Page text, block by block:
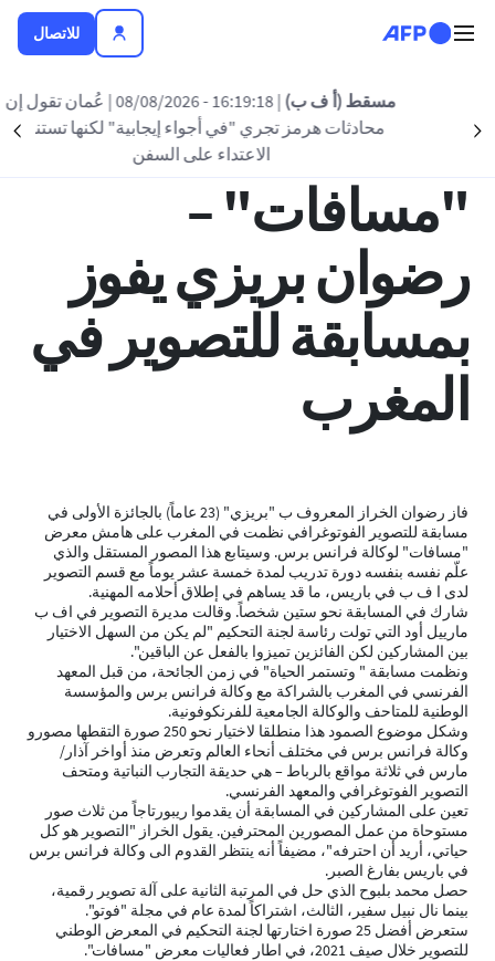
للاتصال
مسقط (أ ف ب)| 16:19:18 - 08/08/2026
| عُمان تقول إن
محادثات هرمز تجري "في أجواء إيجابية" لكنها تستنكر
الاعتداء على السفن
العودة الى القائمة
"مسافات" –
رضوان بريزي يفوز
بمسابقة للتصوير في
المغرب
فاز رضوان الخراز المعروف ب "بريزي" (23 عاماً) بالجائزة الأولى في
مسابقة للتصوير الفوتوغرافي نظمت في المغرب على هامش معرض
"مسافات" لوكالة فرانس برس. وسيتابع هذا المصور المستقل والذي
علّم نفسه بنفسه دورة تدريب لمدة خمسة عشر يوماً مع قسم التصوير
لدى ا ف ب في باريس، ما قد يساهم في إطلاق أحلامه المهنية.
شارك في المسابقة نحو ستين شخصاً. وقالت مديرة التصوير في اف ب
مارييل أود التي تولت رئاسة لجنة التحكيم "لم يكن من السهل الاختيار
بين المشاركين لكن الفائزين تميزوا بالفعل عن الباقين".
ونظمت مسابقة " وتستمر الحياة" في زمن الجائحة، من قبل المعهد
الفرنسي في المغرب بالشراكة مع وكالة فرانس برس والمؤسسة
الوطنية للمتاحف والوكالة الجامعية للفرنكوفونية.
وشكل موضوع الصمود هذا منطلقا لاختيار نحو 250 صورة التقطها مصورو
وكالة فرانس برس في مختلف أنحاء العالم وتعرض منذ أواخر آذار/
مارس في ثلاثة مواقع بالرباط – هي حديقة التجارب النباتية ومتحف
التصوير الفوتوغرافي والمعهد الفرنسي.
تعين على المشاركين في المسابقة أن يقدموا ريبورتاجاً من ثلاث صور
مستوحاة من عمل المصورين المحترفين. يقول الخراز "التصوير هو كل
حياتي، أريد أن احترفه"، مضيفاً أنه ينتظر القدوم الى وكالة فرانس برس
في باريس بفارغ الصبر.
حصل محمد بلبوح الذي حل في المرتبة الثانية على آلة تصوير رقمية،
بينما نال نبيل سفير، الثالث، اشتراكاً لمدة عام في مجلة "فوتو".
ستعرض أفضل 25 صورة اختارتها لجنة التحكيم في المعرض الوطني
للتصوير خلال صيف 2021، في اطار فعاليات معرض "مسافات".